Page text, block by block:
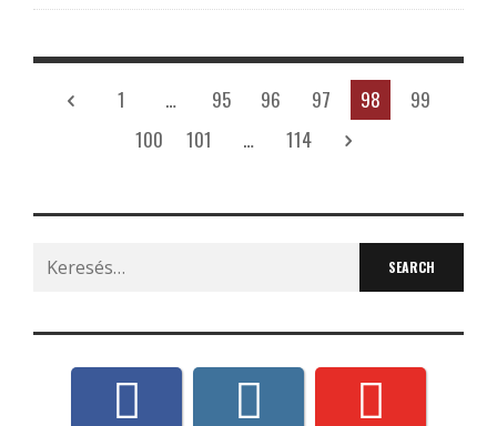
1 … 95 96 97 98
99
100
101 … 114
Search
for: